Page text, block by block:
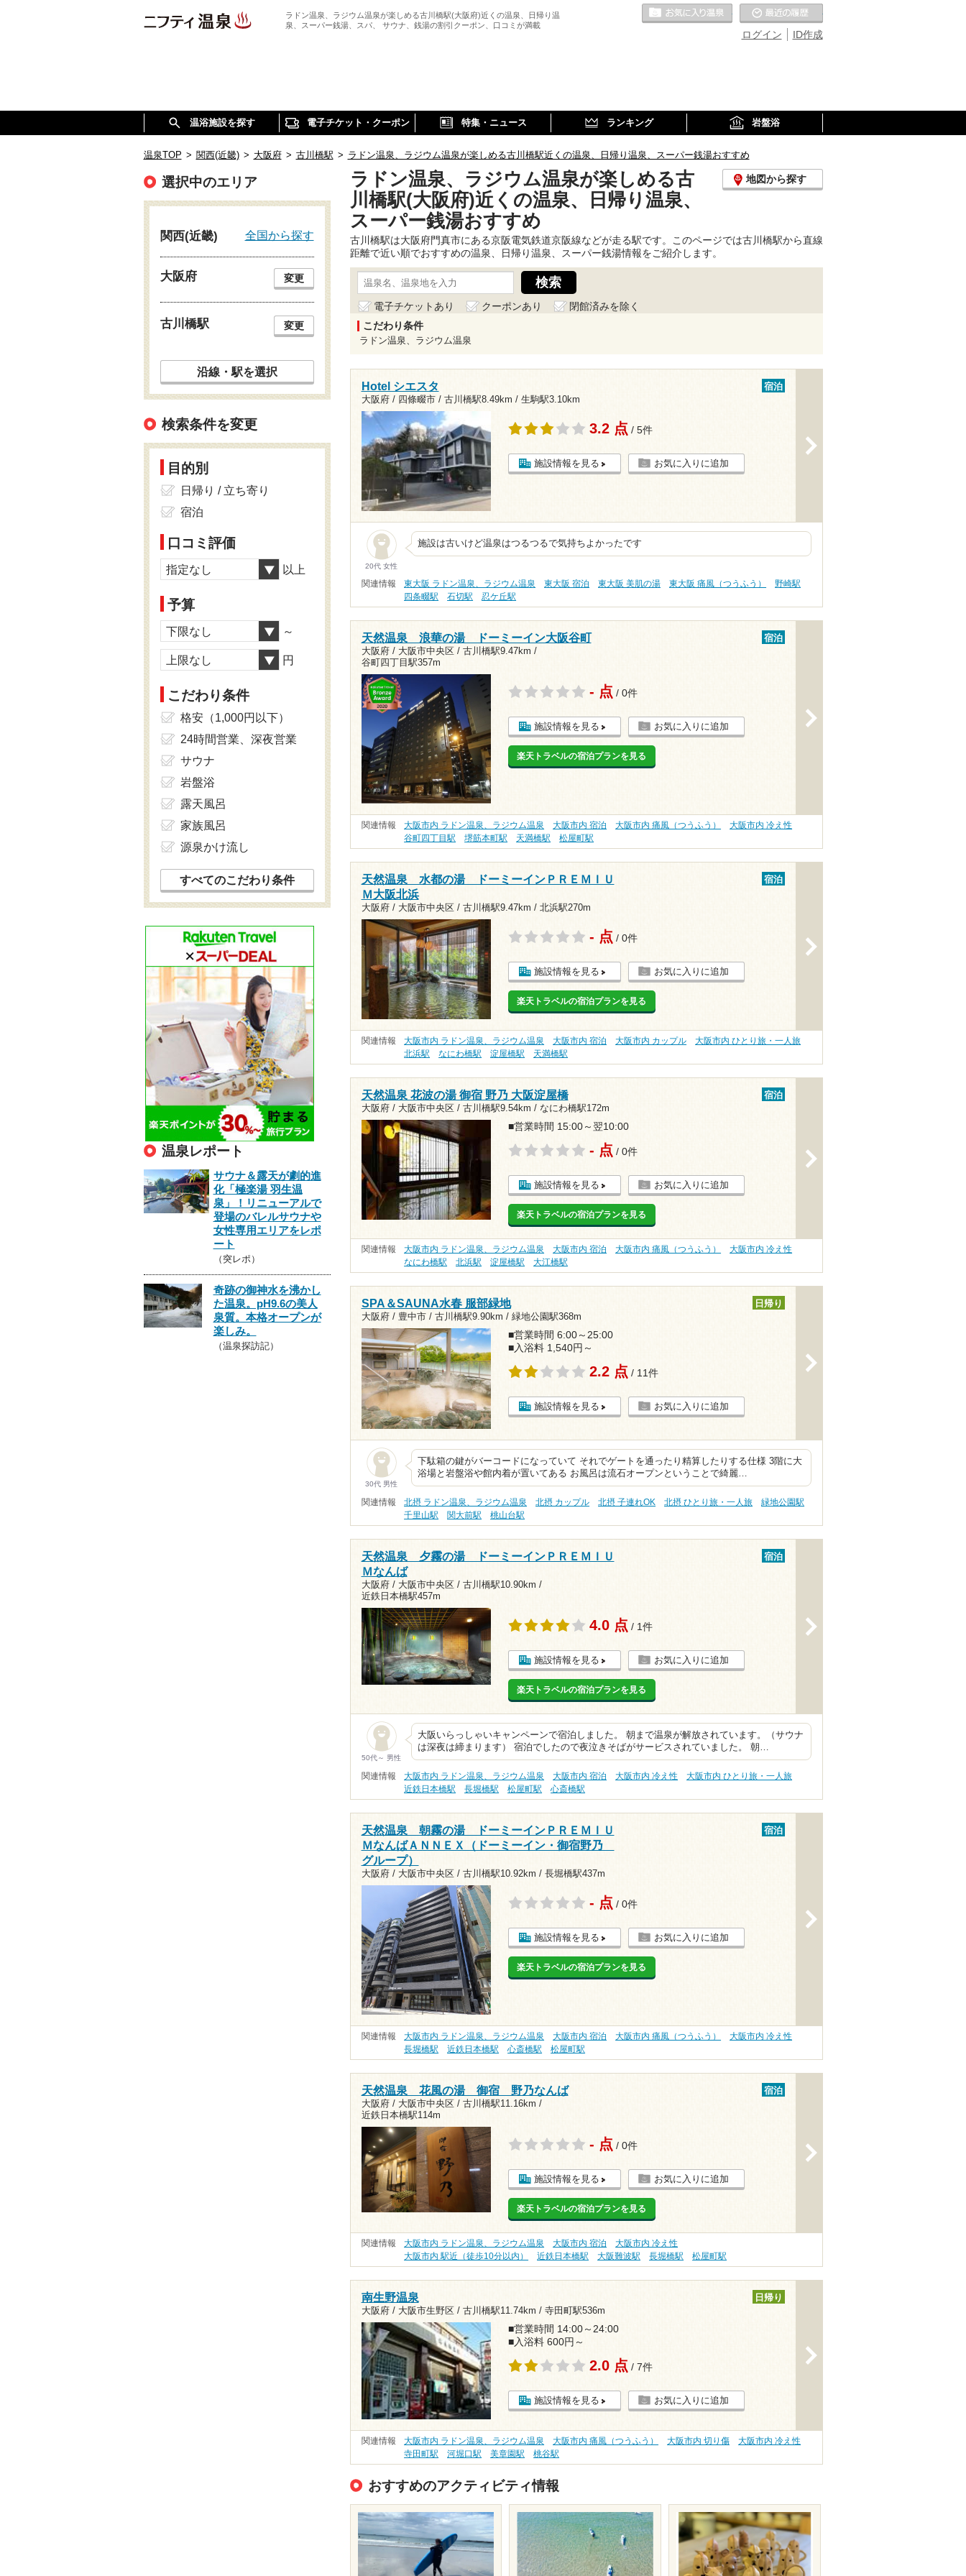
ラドン温泉、ラジウム温泉が楽しめる古川橋駅(大阪府)近くの温泉、日帰り温
泉、スーパー銭湯、スパ、 サウナ、銭湯の割引クーポン、口コミが満載
ID作成
ログイン
お気に入りの温泉
温浴施設を探す 電子チケット・クーポン 特集・ニュース ランキング 岩盤浴
温泉TOP > 関西(近畿) > 大阪府 > 古川橋駅 > ラドン温泉、ラジウム温泉が楽しめる古川橋駅近くの温泉、日帰り温泉、スーパー銭湯おすすめ
ラドン温泉、ラジウム温泉が楽しめる古
川橋駅(大阪府)近くの温泉、日帰り温泉、
スーパー銭湯おすすめ
地図から探す
古川橋駅は大阪府門真市にある京阪電気鉄道京阪線などが走る駅です。このページでは古川橋駅から直線
距離で近い順でおすすめの温泉、日帰り温泉、スーパー銭湯情報をご紹介します。
電子チケットあり クーポンあり
閉館済みを除く
こだわり条件
ラドン温泉、ラジウム温泉
Hotel シエスタ
大阪府 / 四條畷市 / 古川橋駅8.49km / 生駒駅3.10km
宿泊
3.2 点 / 5件
施設情報を見る お気に入りに追加
20代 女性
施設は古いけど温泉はつるつるで気持ちよかったです
関連情報 東大阪 ラドン温泉、ラジウム温泉 東大阪 宿泊 東大阪 美肌の湯 東大阪 痛風（つうふう）
野崎駅
四条畷駅
石切駅 忍ケ丘駅
天然温泉 浪華の湯 ドーミーイン大阪谷町
大阪府 / 大阪市中央区 / 古川橋駅9.47km /
谷町四丁目駅357m
宿泊
- 点 / 0件
施設情報を見る お気に入りに追加
楽天トラベルの宿泊プランを見る
関連情報 大阪市内 ラドン温泉、ラジウム温泉 大阪市内 宿泊 大阪市内 痛風（つうふう）
大阪市内 冷え性
谷町四丁目駅
堺筋本町駅 天満橋駅 松屋町駅
天然温泉 水都の湯 ドーミーインＰＲＥＭＩＵ
Ｍ大阪北浜
大阪府 / 大阪市中央区 / 古川橋駅9.47km / 北浜駅270m
宿泊
- 点 / 0件
施設情報を見る お気に入りに追加
楽天トラベルの宿泊プランを見る
関連情報 大阪市内 ラドン温泉、ラジウム温泉 大阪市内 宿泊 大阪市内 カップル
大阪市内 ひとり旅・一人旅
北浜駅
なにわ橋駅 淀屋橋駅 天満橋駅
天然温泉 花波の湯 御宿 野乃 大阪淀屋橋
大阪府 / 大阪市中央区 / 古川橋駅9.54km / なにわ橋駅172m
宿泊
■営業時間 15:00～翌10:00
- 点 / 0件
施設情報を見る お気に入りに追加
楽天トラベルの宿泊プランを見る
関連情報 大阪市内 ラドン温泉、ラジウム温泉 大阪市内 宿泊 大阪市内 痛風（つうふう）
大阪市内 冷え性
なにわ橋駅
北浜駅 淀屋橋駅 大江橋駅
SPA＆SAUNA水春 服部緑地
大阪府 / 豊中市 / 古川橋駅9.90km / 緑地公園駅368m
日帰り
■営業時間 6:00～25:00
■入浴料 1,540円～
2.2 点 / 11件
施設情報を見る お気に入りに追加
30代 男性
下駄箱の鍵がバーコードになっていて それでゲートを通ったり精算したりする仕様 3階に大
浴場と岩盤浴や館内着が置いてある お風呂は流石オープンということで綺麗…
関連情報 北摂 ラドン温泉、ラジウム温泉 北摂 カップル 北摂 子連れOK 北摂 ひとり旅・一人旅
緑地公園駅
千里山駅
関大前駅 桃山台駅
天然温泉 夕霧の湯 ドーミーインＰＲＥＭＩＵ
Ｍなんば
大阪府 / 大阪市中央区 / 古川橋駅10.90km /
近鉄日本橋駅457m
宿泊
4.0 点 / 1件
施設情報を見る お気に入りに追加
楽天トラベルの宿泊プランを見る
50代～ 男性
大阪いらっしゃいキャンペーンで宿泊しました。 朝まで温泉が解放されています。（サウナ
は深夜は締まります） 宿泊でしたので夜泣きそばがサービスされていました。 朝…
関連情報 大阪市内 ラドン温泉、ラジウム温泉 大阪市内 宿泊 大阪市内 冷え性
大阪市内 ひとり旅・一人旅
近鉄日本橋駅
長堀橋駅 松屋町駅 心斎橋駅
天然温泉 朝霧の湯 ドーミーインＰＲＥＭＩＵ
ＭなんばＡＮＮＥＸ（ドーミーイン・御宿野乃
グループ）
大阪府 / 大阪市中央区 / 古川橋駅10.92km / 長堀橋駅437m
宿泊
- 点 / 0件
施設情報を見る お気に入りに追加
楽天トラベルの宿泊プランを見る
関連情報 大阪市内 ラドン温泉、ラジウム温泉 大阪市内 宿泊 大阪市内 痛風（つうふう）
大阪市内 冷え性
長堀橋駅
近鉄日本橋駅 心斎橋駅 松屋町駅
天然温泉 花風の湯 御宿 野乃なんば
大阪府 / 大阪市中央区 / 古川橋駅11.16km /
近鉄日本橋駅114m
宿泊
- 点 / 0件
施設情報を見る お気に入りに追加
楽天トラベルの宿泊プランを見る
関連情報 大阪市内 ラドン温泉、ラジウム温泉 大阪市内 宿泊
大阪市内 冷え性
大阪市内 駅近（徒歩10分以内）
近鉄日本橋駅 大阪難波駅 長堀橋駅 松屋町駅
南生野温泉
大阪府 / 大阪市生野区 / 古川橋駅11.74km / 寺田町駅536m
日帰り
■営業時間 14:00～24:00
■入浴料 600円～
2.0 点 / 7件
施設情報を見る お気に入りに追加
関連情報 大阪市内 ラドン温泉、ラジウム温泉 大阪市内 痛風（つうふう） 大阪市内 切り傷
大阪市内 冷え性
寺田町駅
河堀口駅 美章園駅 桃谷駅
おすすめのアクティビティ情報
選択中のエリア
関西(近畿) 全国から探す
大阪府 変更
古川橋駅 変更
沿線・駅を選択
検索条件を変更
目的別
日帰り / 立ち寄り
宿泊
口コミ評価
指定なし 以上
予算
下限なし ～
上限なし 円
こだわり条件
格安（1,000円以下）
24時間営業、深夜営業
サウナ
岩盤浴
露天風呂
家族風呂
源泉かけ流し
すべてのこだわり条件
温泉レポート
サウナ＆露天が劇的進
化「極楽湯 羽生温
泉」！リニューアルで
登場のバレルサウナや
女性専用エリアをレポ
ート
（突レポ）
奇跡の御神水を沸かし
た温泉。pH9.6の美人
泉質。本格オープンが
楽しみ。
（温泉探訪記）